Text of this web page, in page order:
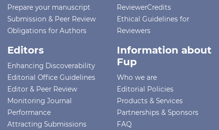
Prepare your manuscript
Submission & Peer Review
Obligations for Authors
ReviewerCredits
Ethical Guidelines for
Reviewers
Editors
Enhancing Discoverability
Editorial Office Guidelines
Editor & Peer Review
Monitoring Journal
Performance
Attracting Submissions
Information about
Fup
Who we are
Editorial Policies
Products & Services
Partnerships & Sponsors
FAQ